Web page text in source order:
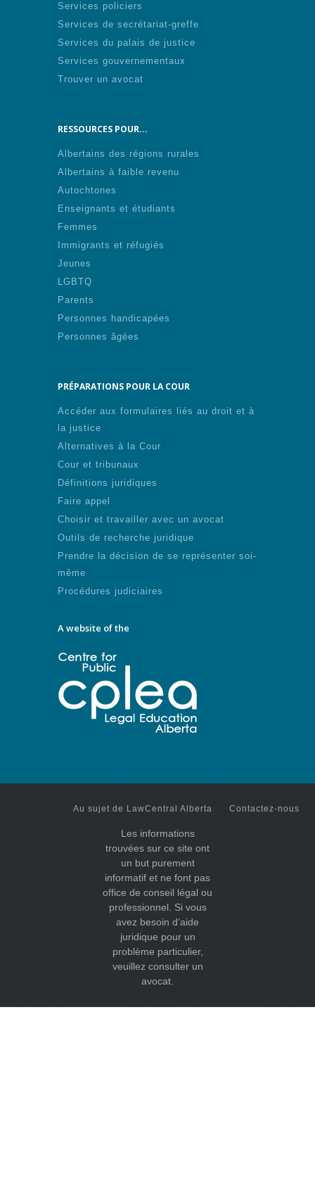
Services policiers
Services de secrétariat-greffe
Services du palais de justice
Services gouvernementaux
Trouver un avocat
RESSOURCES POUR...
Albertains des régions rurales
Albertains à faible revenu
Autochtones
Enseignants et étudiants
Femmes
Immigrants et réfugiés
Jeunes
LGBTQ
Parents
Personnes handicapées
Personnes âgées
PRÉPARATIONS POUR LA COUR
Accéder aux formulaires liés au droit et à
la justice
Alternatives à la Cour
Cour et tribunaux
Définitions juridiques
Faire appel
Choisir et travailler avec un avocat
Outils de recherche juridique
Prendre la décision de se représenter soi-
même
Procédures judiciaires
A website of the
Au sujet de LawCentral Alberta Contactez-nous
Les informations
trouvées sur ce site ont
un but purement
informatif et ne font pas
office de conseil légal ou
professionnel. Si vous
avez besoin d’aide
juridique pour un
problème particulier,
veuillez consulter un
avocat.